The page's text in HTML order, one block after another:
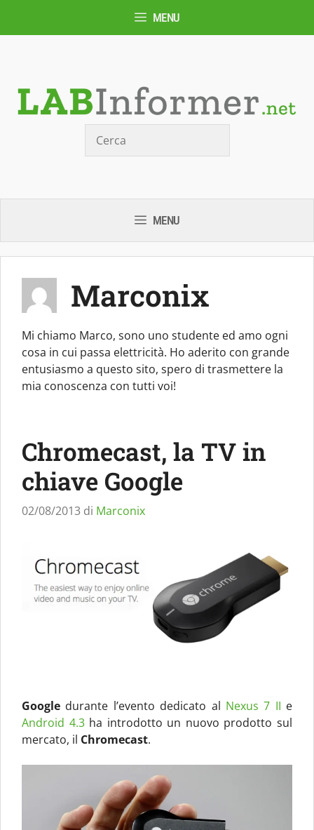
MENU
MENU
Marconix
Mi chiamo Marco, sono uno studente ed amo ogni
cosa in cui passa elettricità. Ho aderito con grande
entusiasmo a questo sito, spero di trasmettere la
mia conoscenza con tutti voi!
Chromecast, la TV in
chiave Google
02/08/2013 di Marconix
Google durante l’evento dedicato al Nexus 7 II e
Android 4.3ha introdotto un nuovo prodotto sul
mercato, il Chromecast.